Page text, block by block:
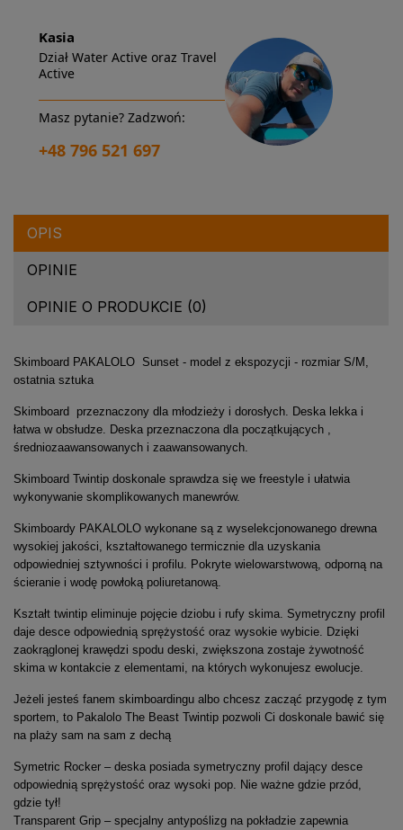
Kasia
Dział Water Active oraz Travel
Active
Masz pytanie? Zadzwoń:
+48 796 521 697
OPIS
OPINIE
OPINIE O PRODUKCIE (0)
Skimboard PAKALOLO Sunset - model z ekspozycji - rozmiar S/M,
ostatnia sztuka
Skimboard przeznaczony dla młodzieży i dorosłych. Deska lekka i
łatwa w obsłudze. Deska przeznaczona dla początkujących ,
średniozaawansowanych i zaawansowanych.
Skimboard Twintip doskonale sprawdza się we freestyle i ułatwia
wykonywanie skomplikowanych manewrów.
Skimboardy PAKALOLO wykonane są z wyselekcjonowanego drewna
wysokiej jakości, kształtowanego termicznie dla uzyskania
odpowiedniej sztywności i profilu. Pokryte wielowarstwową, odporną na
ścieranie i wodę powłoką poliuretanową.
Kształt twintip eliminuje pojęcie dziobu i rufy skima. Symetryczny profil
daje desce odpowiednią sprężystość oraz wysokie wybicie. Dzięki
zaokrąglonej krawędzi spodu deski, zwiększona zostaje żywotność
skima w kontakcie z elementami, na których wykonujesz ewolucje.
Jeżeli jesteś fanem skimboardingu albo chcesz zacząć przygodę z tym
sportem, to Pakalolo The Beast Twintip pozwoli Ci doskonale bawić się
na plaży sam na sam z dechą
Symetric Rocker – deska posiada symetryczny profil dający desce
odpowiednią sprężystość oraz wysoki pop. Nie ważne gdzie przód,
gdzie tył!
Transparent Grip – specjalny antypoślizg na pokładzie zapewnia